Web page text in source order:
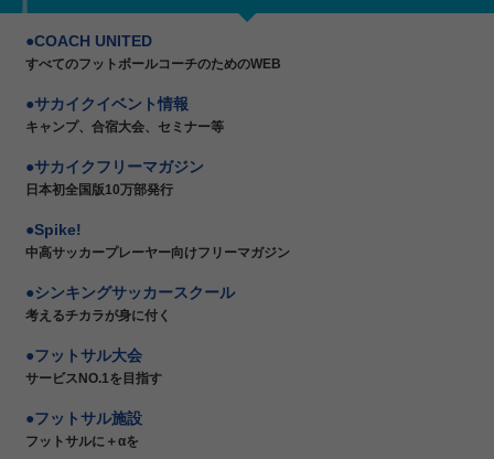
COACH UNITED
すべてのフットボールコーチのためのWEB
サカイクイベント情報
キャンプ、合宿大会、セミナー等
サカイクフリーマガジン
日本初全国版10万部発行
Spike!
中高サッカープレーヤー向けフリーマガジン
シンキングサッカースクール
考えるチカラが身に付く
フットサル大会
サービスNO.1を目指す
フットサル施設
フットサルに＋αを